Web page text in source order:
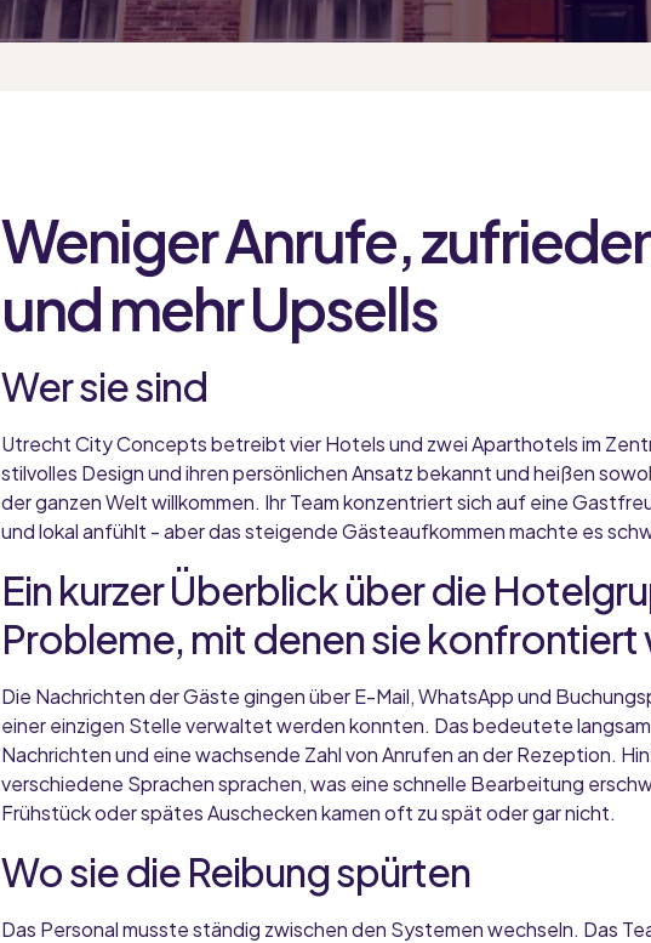
Weniger Anrufe,
und mehr Upsells
Wer sie sind
Utrecht City Concepts betreibt vier Hotels und zwei Aparthotels im
stilvolles Design und ihren persönlichen Ansatz bekannt und heißen
der ganzen Welt willkommen. Ihr Team konzentriert sich auf eine
und lokal anfühlt - aber das steigende Gästeaufkommen machte es
Ein kurzer Überblick über die
Probleme, mit denen sie konfrontiert
Die Nachrichten der Gäste gingen über E-Mail, WhatsApp und
einer einzigen Stelle verwaltet werden konnten. Das bedeutete
Nachrichten und eine wachsende Zahl von Anrufen an der Rezeption.
verschiedene Sprachen sprachen, was eine schnelle Bearbeitung
Frühstück oder spätes Auschecken kamen oft zu spät oder gar nicht.
Wo sie die Reibung spürten
Das Personal musste ständig zwischen den Systemen wechseln. Das